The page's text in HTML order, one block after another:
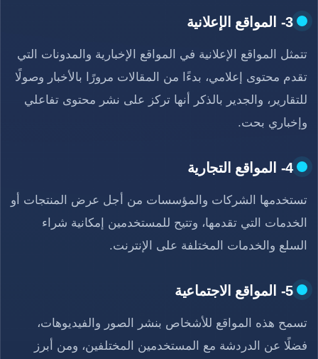
3- المواقع الإعلانية
تتمثل المواقع الإعلانية في المواقع الإخبارية والمدونات التي
تقدم محتوى إعلامي، بدءًا من المقالات مرورًا بالأخبار وصولًا
للتقارير، والجدير بالذكر أنها تركز على نشر محتوى تفاعلي
وإخباري بحت.
4- المواقع التجارية
تستخدمها الشركات والمؤسسات من أجل عرض المنتجات أو
الخدمات التي تقدمها، وتتيح للمستخدمين إمكانية شراء
السلع والخدمات المختلفة على الإنترنت.
5- المواقع الاجتماعية
تسمح هذه المواقع للأشخاص بنشر الصور والفيديوهات،
فضلًا عن الدردشة مع المستخدمين المختلفين، ومن أبرز